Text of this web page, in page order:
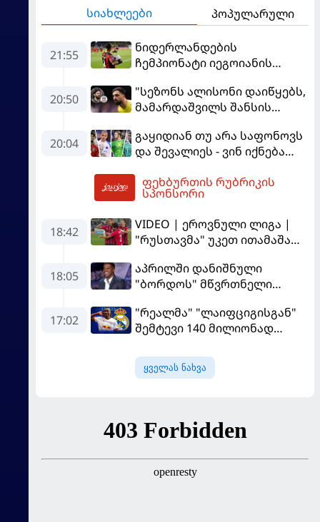
სიახლეები პოპულარული
21:55
ნიდერლანდების
ჩემპიონატი იეგოიანის
MVP გახდა
20:50
"სეზონს ალისონი დაიწყებს,
მამარდაშვილს შანსის
მოთმინება სჭირდება,
რომელსაც 100%-ით
"ლივერპულის" ყოფილმა
მეკარემ
20:04
გაყიდიან თუ არა საფონოვს
და შევალიეს - ვინ იქნება
ფეხბურთის რუბრიკის
სპონსორი
18:42
VIDEO | ეროვნული ლიგა |
"რუსთავმა" უკეთ ითამაშა
მოიგო, "ტორპედომ" გვიან
გაიღვიძა...
18:05
აპრილში დანიშნული
"ბორდოს" მწვრთნელი
17:02
"რეალმა" "ლაიფციგისგან"
შემტევი 140 მილიონად
ყველას ნახვა